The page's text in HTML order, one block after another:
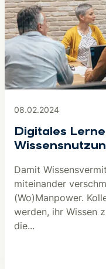
08.02.2024
Digitales
Damit
miteinander
(Wo)Manpower.
werden, ihr Wissen
die...